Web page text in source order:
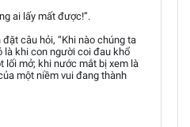
ai lấy mất được!”.
câu hỏi, “Khi nào chúng ta
là khi con người coi đau khổ
lối mở; khi nước mắt bị xem là
một niềm vui đang thành